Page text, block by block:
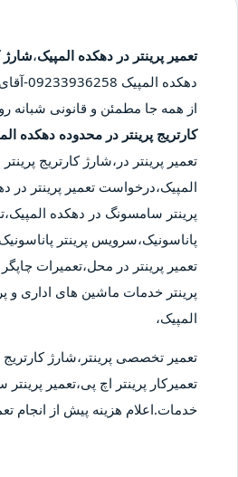
تعمیر پرینتر در دهکده المپیک،شارژ
دهکده المپیک
از همه جا مطمئن و قانونی شبانه روزی 24 ساعت حتی در روز های تعطیل، تعمیر پرینتر در محدوده
کارتریج پرینتر در محدوده دهکده
تعمیر پرینتر در،شارژ کارتریج
المپیک،درخواست تعمیر پرینتر در
پرینتر سامسونگ در دهکده
پاناسونیک،سرویس پرینتر
تعمیر پرینتر در محل،تعمیرات
پرینتر خدمات ماشین های اداری و
المپیک،
تعمیر تخصصی پرینتر،شارژ
تعمیرکار پرینتر اچ پی،تعمیر
خدمات.اعلام هزینه پیش از انجام